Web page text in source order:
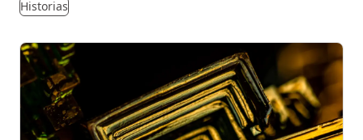
Historias